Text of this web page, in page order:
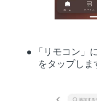
● 「リモコン」
をタップしま